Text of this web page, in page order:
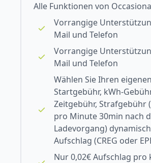
Alle Funktionen von
Vorrangige
Mail und Telefon
Vorrangige
Mail und Telefon
Wählen Sie Ihren
Startgebühr, kWh-
Zeitgebühr, Strafgebühr
pro Minute 30min nach
Ladevorgang)
Aufschlag (CREG oder
Nur 0,02€ Aufschlag pro